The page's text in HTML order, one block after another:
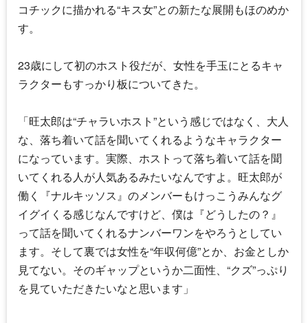
コチックに描かれる“キス女”との新たな展開もほのめか
す。
23歳にして初のホスト役だが、女性を手玉にとるキャ
ラクターもすっかり板についてきた。
「旺太郎は“チャラいホスト”という感じではなく、大人
な、落ち着いて話を聞いてくれるようなキャラクター
になっています。実際、ホストって落ち着いて話を聞
いてくれる人が人気あるみたいなんですよ。旺太郎が
働く『ナルキッソス』のメンバーもけっこうみんなグ
イグイくる感じなんですけど、僕は『どうしたの？』
って話を聞いてくれるナンバーワンをやろうとしてい
ます。そして裏では女性を“年収何億”とか、お金としか
見てない。そのギャップというか二面性、“クズ”っぷり
を見ていただきたいなと思います」